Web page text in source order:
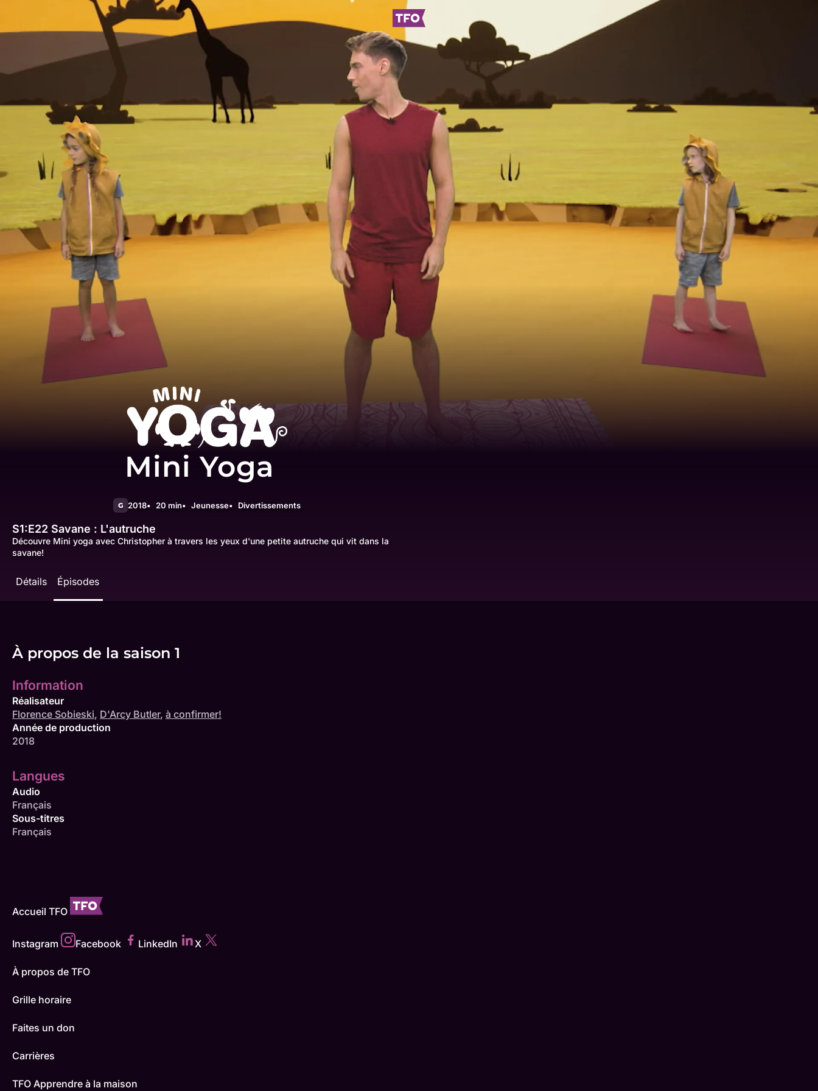
Mini Yoga
G 2018 20 min Jeunesse Divertissements
S1:E22 Savane : L'autruche
Découvre Mini yoga avec Christopher à travers les yeux d'une petite autruche qui vit dans la
savane!
Détails Épisodes
À propos de la saison 1
Information
Réalisateur
Florence Sobieski, D'Arcy Butler, à confirmer!
Année de production
2018
Langues
Audio
Français
Sous-titres
Français
Accueil TFO
Instagram Facebook LinkedIn X
À propos de TFO
Grille horaire
Faites un don
Carrières
TFO Apprendre à la maison